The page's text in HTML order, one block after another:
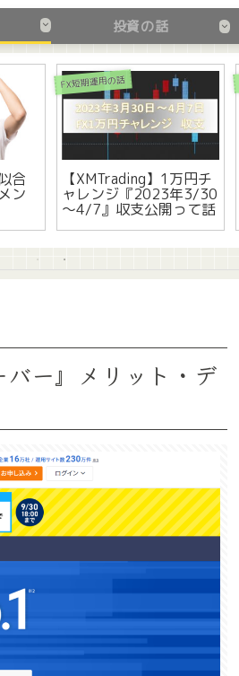
投資の話
合
ン
FX短期運用の話
【XMTrading】1万円チ
ャレンジ『2023年3/30
～4/7』収支公開って話
バー』メリット・デ